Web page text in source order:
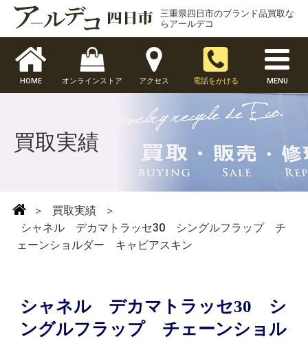
三重県四日市のブランド品買取な
らアールデコ
HOME オンラインストア アクセス 電話をかける MENU
買取実績
＞ 買取実績
＞
シャネル デカマトラッセ30 シングルフラップ チ
ェーンショルダー キャビアスキン
シャネル デカマトラッセ30 シ
ングルフラップ チェーンショル